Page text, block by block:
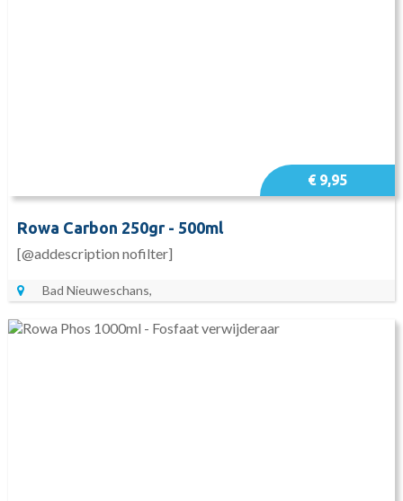
€ 9,95
Rowa Carbon 250gr - 500ml
[@addescription nofilter]
Bad Nieuweschans,